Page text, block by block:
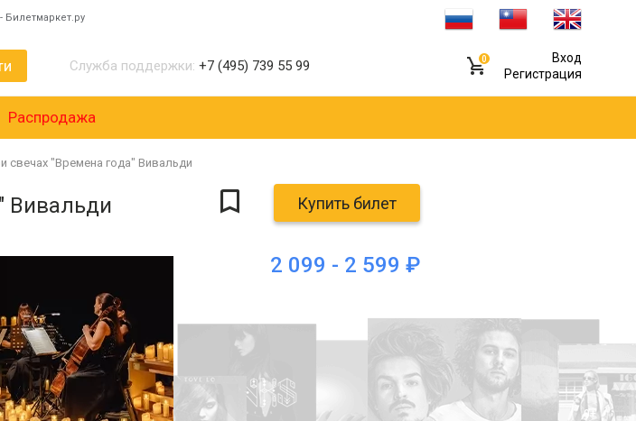
Служба поддержки: +7 (495) 739 55 99 0
Вход
Регистрация
Распродажа
свечах "Времена года" Вивальди
Вивальди Купить билет
2 099 - 2 599 ₽
0+